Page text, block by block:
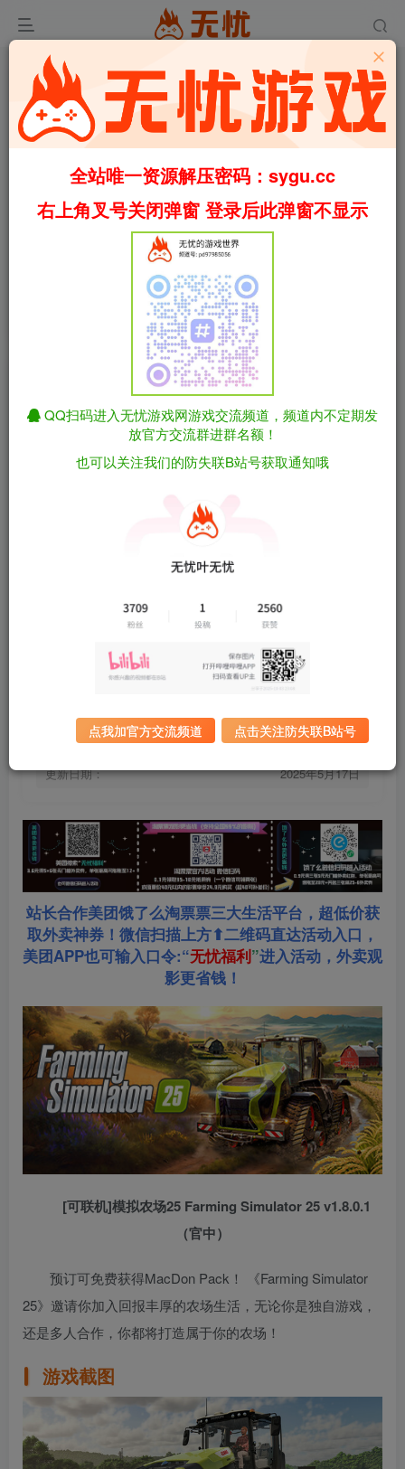
0:00/02:18 speed
[可联机]模拟农场25 Farming Simulator 25
v1.8.0.1 （官中）
免费资源
[可联机]模拟农场25 Farming Simulator 25
有问题看网站顶部解压运
迅雷下载
全站统一解压密码：
游戏评价：
褒贬不一
游戏版本：
v1.8.0.1
更新日期：
2025年5月17日
站长合作美团饿了么淘票票三大生活平台，超低价获
取外卖神券！微信扫描上方⬆二维码直达活动入口，
美团APP也可输入口令:“无忧福利”进入活动，外卖观
影更省钱！
[可联机]模拟农场25 Farming Simulator 25 v1.8.0.1
（官中）
预订可免费获得MacDon Pack！ 《Farming Simulator
25》邀请你加入回报丰厚的农场生活，无论你是独自游戏，
还是多人合作，你都将打造属于你的农场！
游戏截图
全站唯一资源解压密码：sygu.cc
右上角叉号关闭弹窗 登录后此弹窗不显示
QQ扫码进入无忧游戏网游戏交流频道，频道内不定期发
放官方交流群进群名额！
也可以关注我们的防失联B站号获取通知哦
点我加官方交流频道 点击关注防失联B站号